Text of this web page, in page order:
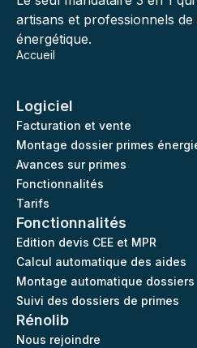
artisans et professionnels
énergétique.
Accueil
Logiciel
Facturation et vente
Montage dossier primes
Avances sur primes
Fonctionnalités
Tarifs
Fonctionnalités
Edition devis CEE et MPR
Calcul automatique des aides
Montage automatique dossiers
Suivi des dossiers de primes
Rénolib
Nous rejoindre